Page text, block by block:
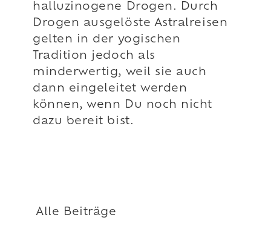
halluzinogene Drogen. Durch
Drogen ausgelöste Astralreisen
gelten in der yogischen
Tradition jedoch als
minderwertig, weil sie auch
dann eingeleitet werden
können, wenn Du noch nicht
dazu bereit bist.
Alle Beiträge